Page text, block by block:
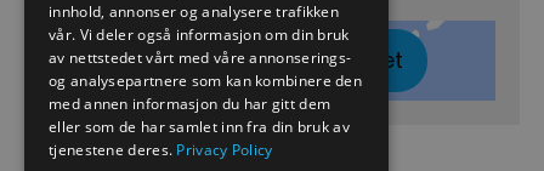
Klikk her for å vise kartet
NORWEGIAN
GERMAN
innhold, annonser og analysere trafikken
vår. Vi deler også informasjon om din bruk
av nettstedet vårt med våre annonserings-
og analysepartnere som kan kombinere den
med annen informasjon du har gitt dem
eller som de har samlet inn fra din bruk av
tjenestene deres. Privacy Policy